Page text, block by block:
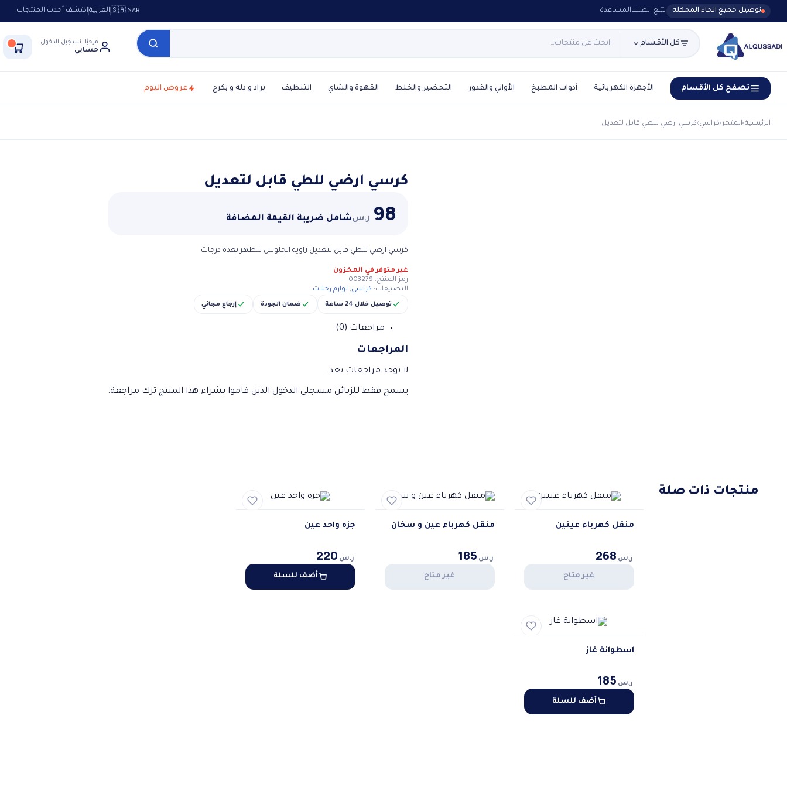
توصيل جميع انحاء الممكله تتبع الطلبالمساعدة 🇸🇦 SARالعربيةاكتشف أحدث المنتجات
كل الأقسام مرحبًا، تسجيل الدخول
حسابي
تصفح كل الأقسام الأجهزة الكهربائية أدوات المطبخ الأواني والقدور التحضير والخلط القهوة والشاي التنظيف براد و دلة و بكرج عروض اليوم
الرئيسية›المتجر›كراسي›كرسي ارضي للطي قابل لتعديل
كرسي ارضي للطي قابل لتعديل
98 ر.سشامل ضريبة القيمة المضافة
كرسي ارضي للطي قابل لتعديل زاوية الجلوس للظهر بعدة درجات
غير متوفر في المخزون
رمز المنتج: 003279
التصنيفات: كراسي, لوازم رحلات
توصيل خلال 24 ساعة ضمان الجودة إرجاع مجاني
مراجعات (0)
المراجعات
لا توجد مراجعات بعد.
يسمح فقط للزبائن مسجلي الدخول الذين قاموا بشراء هذا المنتج ترك مراجعة.
منتجات ذات صلة
منقل كهرباء عينين
ر.س 268
غير متاح
منقل كهرباء عين و سخان
ر.س 185
غير متاح
جزه واحد عين
ر.س 220
أضف للسلة
اسطوانة غاز
ر.س 185
أضف للسلة